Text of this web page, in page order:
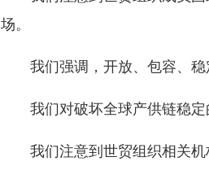
场。
我们强调，开放、包容、稳
我们对破坏全球产供链稳定
我们注意到世贸组织相关机